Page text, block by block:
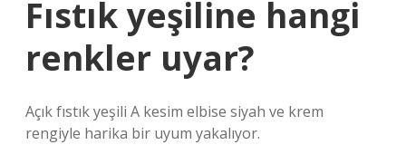
Fıstık yeşiline hangi
renkler uyar?
Açık fıstık yeşili A kesim elbise siyah ve krem ​​
rengiyle harika bir uyum yakalıyor.